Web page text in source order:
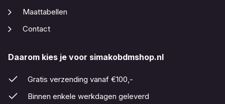
Maattabellen
Contact
Daarom kies je voor simakobdmshop.nl
Gratis verzending vanaf €100,-
Binnen enkele werkdagen geleverd